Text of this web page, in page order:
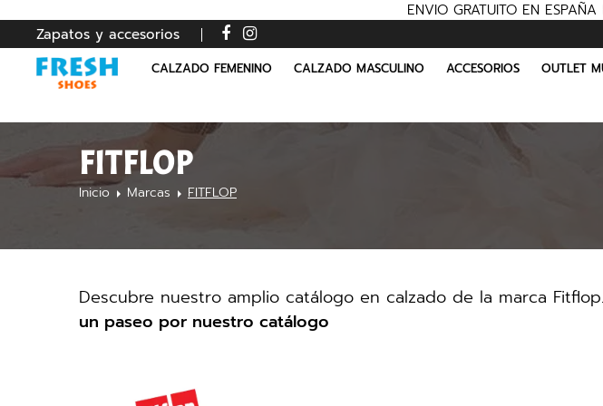
ENVIO GRATUITO EN
Zapatos y accesorios
CALZADO FEMENINO CALZADO MASCULINO ACCESORIOS OUTLET
FITFLOP
Inicio Marcas FITFLOP
Descubre nuestro amplio catálogo en calzado de la marca
un paseo por nuestro catálogo